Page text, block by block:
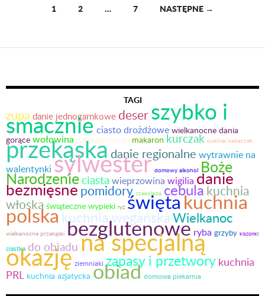
po
1 2 … 7 NASTĘPNE →
TAGI
zupa danie jednogarnkowe deserszybko i
smacznieciasto drożdżowe wielkanocne dania
gorące wołowina natka pietruszki makaron kurczak cukinia/kabaczek
przekąskadanie regionalne wytrawnie na
walentynki sylwester domowy alkohol Boże
Narodzenieciastawieprzowina wigilia danie
bezmięsnepomidory czekolada cebulakuchnia
włoska świąteczne wypieki ryż świętakuchnia
polskakuchnia wegańskaWielkanoc
wielkanocne przekąski bezglutenowe ryba grzyby kiszonki
ciastka do obiaduna specjalną
okazję ziemniaki zapasy i przetwory kuchnia
PRL kuchnia azjatycka obiad domowa piekarnia